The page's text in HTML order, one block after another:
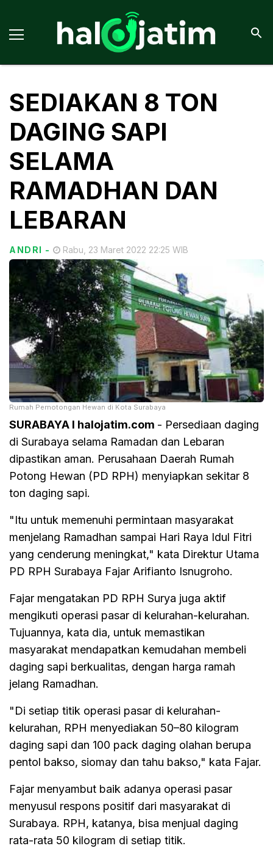
SEDIAKAN 8 TON
DAGING SAPI
SELAMA
RAMADHAN DAN
LEBARAN
ANDRI - Rabu, 23 Maret 2022 22:25 WIB
Rumah Pemotongan Hewan di Kota Surabaya
SURABAYA I halojatim.com - Persediaan daging
di Surabaya selama Ramadan dan Lebaran
dipastikan aman. Perusahaan Daerah Rumah
Potong Hewan (PD RPH) menyiapkan sekitar 8
ton daging sapi.
"Itu untuk memenuhi permintaan masyarakat
menjelang Ramadhan sampai Hari Raya Idul Fitri
yang cenderung meningkat," kata Direktur Utama
PD RPH Surabaya Fajar Arifianto Isnugroho.
Fajar mengatakan PD RPH Surya juga aktif
mengikuti operasi pasar di kelurahan-kelurahan.
Tujuannya, kata dia, untuk memastikan
masyarakat mendapatkan kemudahan membeli
daging sapi berkualitas, dengan harga ramah
jelang Ramadhan.
"Di setiap titik operasi pasar di kelurahan-
kelurahan, RPH menyediakan 50–80 kilogram
daging sapi dan 100 pack daging olahan berupa
pentol bakso, siomay dan tahu bakso," kata Fajar.
Fajar menyambut baik adanya operasi pasar
menyusul respons positif dari masyarakat di
Surabaya. RPH, katanya, bisa menjual daging
rata-rata 50 kilogram di setiap titik.